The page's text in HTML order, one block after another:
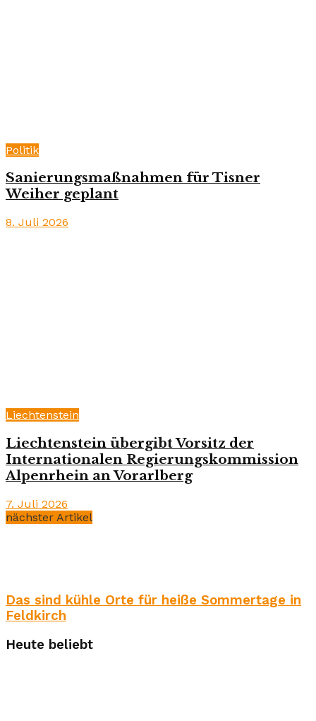
Politik
Sanierungsmaßnahmen für Tisner
Weiher geplant
8. Juli 2026
Liechtenstein
Liechtenstein übergibt Vorsitz der
Internationalen Regierungskommission
Alpenrhein an Vorarlberg
7. Juli 2026
nächster Artikel
Das sind kühle Orte für heiße Sommertage in
Feldkirch
Heute beliebt